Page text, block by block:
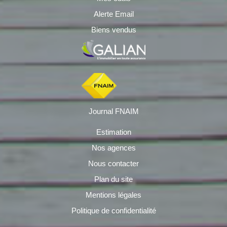
Alerte Email
Biens vendus
Journal FNAIM
Estimation
Nos agences
Nous contacter
Plan du site
Mentions légales
Politique de confidentialité